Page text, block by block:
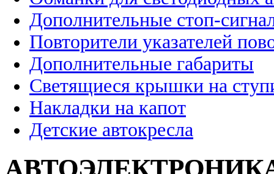
Дополнительные стоп-
Повторители указателей
Дополнительные габариты
Светящиеся крышки на
Накладки на капот
Детские автокресла